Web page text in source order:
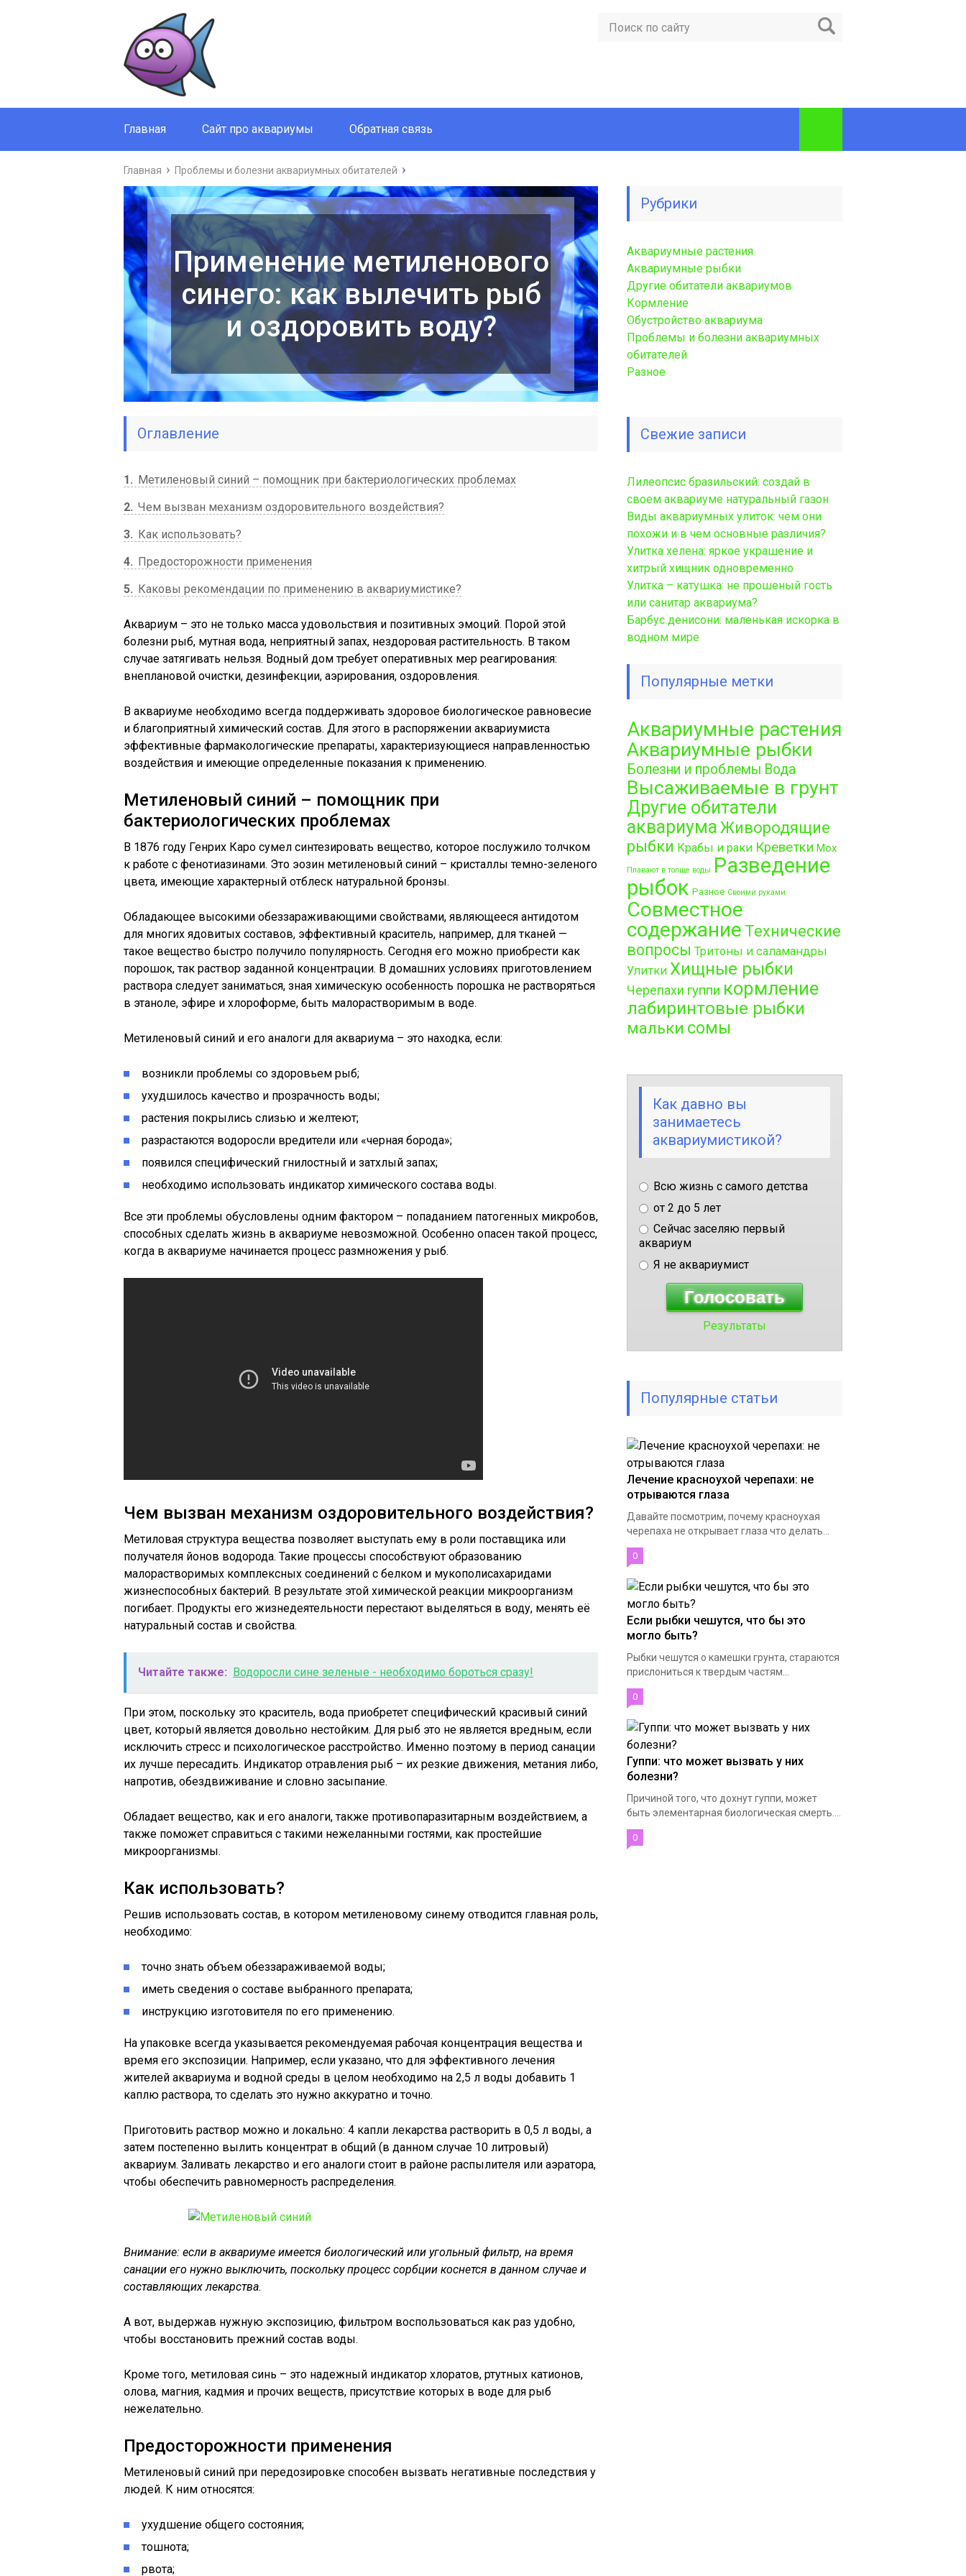
Главная Сайт про аквариумы Обратная связь
Главная Проблемы и болезни аквариумных обитателей
Применение метиленового
синего: как вылечить рыб
и оздоровить воду?
Оглавление
1
Метиленовый синий – помощник при бактериологических проблемах
2 Чем вызван механизм оздоровительного воздействия?
3
Как использовать?
4
Предосторожности применения
5
Каковы рекомендации по применению в аквариумистике?
Аквариум – это не только масса удовольствия и позитивных эмоций. Порой этой
болезни рыб, мутная вода, неприятный запах, нездоровая растительность. В таком
случае затягивать нельзя. Водный дом требует оперативных мер реагирования:
внеплановой очистки, дезинфекции, аэрирования, оздоровления.
В аквариуме необходимо всегда поддерживать здоровое биологическое равновесие
и благоприятный химический состав. Для этого в распоряжении аквариумиста
эффективные фармакологические препараты, характеризующиеся направленностью
воздействия и имеющие определенные показания к применению.
Метиленовый синий – помощник при
бактериологических проблемах
В 1876 году Генрих Каро сумел синтезировать вещество, которое послужило толчком
к работе с фенотиазинами. Это эозин метиленовый синий – кристаллы темно-зеленого
цвета, имеющие характерный отблеск натуральной бронзы.
Обладающее высокими обеззараживающими свойствами, являющееся антидотом
для многих ядовитых составов, эффективный краситель, например, для тканей —
такое вещество быстро получило популярность. Сегодня его можно приобрести как
порошок, так раствор заданной концентрации. В домашних условиях приготовлением
раствора следует заниматься, зная химическую особенность порошка не растворяться
в этаноле, эфире и хлороформе, быть малорастворимым в воде.
Метиленовый синий и его аналоги для аквариума – это находка, если:
возникли проблемы со здоровьем рыб;
ухудшилось качество и прозрачность воды;
растения покрылись слизью и желтеют;
разрастаются водоросли вредители или «черная борода»;
появился специфический гнилостный и затхлый запах;
необходимо использовать индикатор химического состава воды.
Все эти проблемы обусловлены одним фактором – попаданием патогенных микробов,
способных сделать жизнь в аквариуме невозможной. Особенно опасен такой процесс,
когда в аквариуме начинается процесс размножения у рыб.
Чем вызван механизм оздоровительного воздействия?
Метиловая структура вещества позволяет выступать ему в роли поставщика или
получателя йонов водорода. Такие процессы способствуют образованию
малорастворимых комплексных соединений с белком и мукополисахаридами
жизнеспособных бактерий. В результате этой химической реакции микроорганизм
погибает. Продукты его жизнедеятельности перестают выделяться в воду, менять её
натуральный состав и свойства.
Читайте также: Водоросли сине зеленые - необходимо бороться сразу!
При этом, поскольку это краситель, вода приобретет специфический красивый синий
цвет, который является довольно нестойким. Для рыб это не является вредным, если
исключить стресс и психологическое расстройство. Именно поэтому в период санации
их лучше пересадить. Индикатор отравления рыб – их резкие движения, метания либо,
напротив, обездвиживание и словно засыпание.
Обладает вещество, как и его аналоги, также противопаразитарным воздействием, а
также поможет справиться с такими нежеланными гостями, как простейшие
микроорганизмы.
Как использовать?
Решив использовать состав, в котором метиленовому синему отводится главная роль,
необходимо:
точно знать объем обеззараживаемой воды;
иметь сведения о составе выбранного препарата;
инструкцию изготовителя по его применению.
На упаковке всегда указывается рекомендуемая рабочая концентрация вещества и
время его экспозиции. Например, если указано, что для эффективного лечения
жителей аквариума и водной среды в целом необходимо на 2,5 л воды добавить 1
каплю раствора, то сделать это нужно аккуратно и точно.
Приготовить раствор можно и локально: 4 капли лекарства растворить в 0,5 л воды, а
затем постепенно вылить концентрат в общий (в данном случае 10 литровый)
аквариум. Заливать лекарство и его аналоги стоит в районе распылителя или аэратора,
чтобы обеспечить равномерность распределения.
Внимание: если в аквариуме имеется биологический или угольный фильтр, на время
санации его нужно выключить, поскольку процесс сорбции коснется в данном случае и
составляющих лекарства.
А вот, выдержав нужную экспозицию, фильтром воспользоваться как раз удобно,
чтобы восстановить прежний состав воды.
Кроме того, метиловая синь – это надежный индикатор хлоратов, ртутных катионов,
олова, магния, кадмия и прочих веществ, присутствие которых в воде для рыб
нежелательно.
Предосторожности применения
Метиленовый синий при передозировке способен вызвать негативные последствия у
людей. К ним относятся:
ухудшение общего состояния;
тошнота;
рвота;
Рубрики
Аквариумные растения
Аквариумные рыбки
Другие обитатели аквариумов
Кормление
Обустройство аквариума
Проблемы и болезни аквариумных
обитателей
Разное
Свежие записи
Лилеопсис бразильский: создай в
своем аквариуме натуральный газон
Виды аквариумных улиток: чем они
похожи и в чем основные различия?
Улитка хелена: яркое украшение и
хитрый хищник одновременно
Улитка – катушка: не прошеный гость
или санитар аквариума?
Барбус денисони: маленькая искорка в
водном мире
Популярные метки
Аквариумные растения
Аквариумные рыбки
Болезни и проблемы Вода
Высаживаемые в грунт
Другие обитатели
аквариума Живородящие
рыбки Крабы и раки Креветки Мох
Плавают в толще воды Разведение
рыбок Разное Своими руками
Совместное
содержание Технические
вопросы Тритоны и саламандры
Улитки Хищные рыбки
Черепахи гуппи кормление
лабиринтовые рыбки
мальки сомы
Как давно вы
занимаетесь
аквариумистикой?
Всю жизнь с самого детства
от 2 до 5 лет
Сейчас заселяю первый
аквариум
Я не аквариумист
Результаты
Популярные статьи
Лечение красноухой черепахи: не
отрываются глаза
Давайте посмотрим, почему красноухая
черепаха не открывает глаза что делать...
0
Если рыбки чешутся, что бы это
могло быть?
Рыбки чешутся о камешки грунта, стараются
прислониться к твердым частям...
0
Гуппи: что может вызвать у них
болезни?
Причиной того, что дохнут гуппи, может
быть элементарная биологическая смерть....
0